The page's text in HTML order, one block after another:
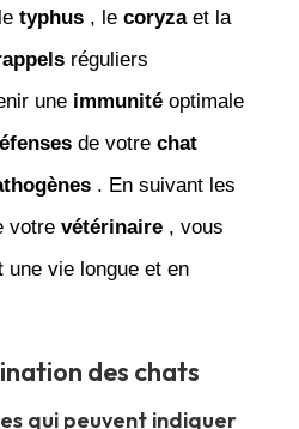
typhus, le coryzaet la
réguliers
une immunitéoptimale
de votre chat
. En suivant les
votre vétérinaire, vous
une vie longue et en
des chats
qui peuvent indiquer